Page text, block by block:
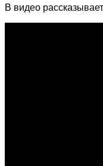
В видео